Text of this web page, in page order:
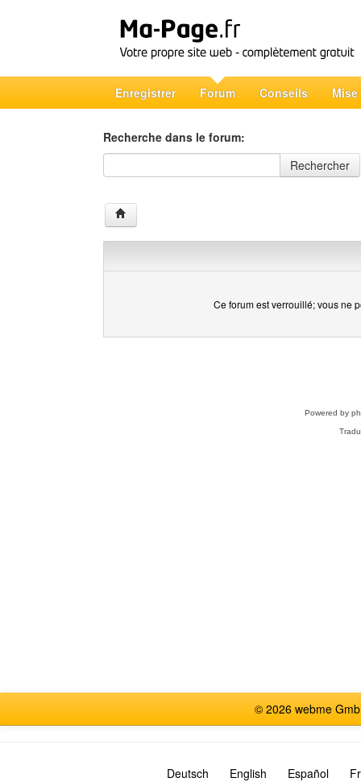
Enregistrer Forum Conseils Mise
Recherche dans le forum:
Recherche dans le forum
Rechercher
Ce forum est verrouillé; vous ne
Powered by
© 2026 webme
Deutsch English Español